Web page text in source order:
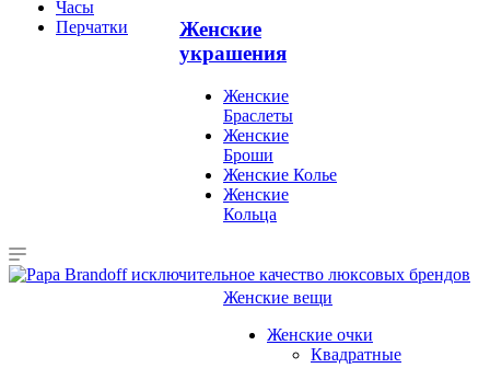
Часы
Перчатки
Женские
украшения
Женские
Браслеты
Женские
Броши
Женские Колье
Женские
Кольца
Женские вещи
Женские очки
Квадратные